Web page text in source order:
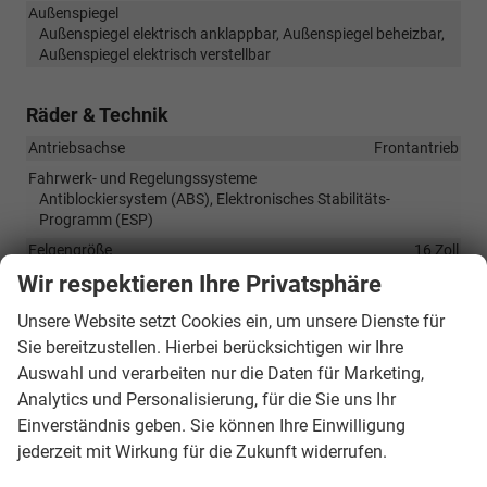
Außenspiegel
Außenspiegel elektrisch anklappbar, Außenspiegel beheizbar,
Außenspiegel elektrisch verstellbar
Räder & Technik
Antriebsachse
Frontantrieb
Fahrwerk- und Regelungssysteme
Antiblockiersystem (ABS), Elektronisches Stabilitäts-
Programm (ESP)
Felgengröße
16 Zoll
Felgentyp
Leichtmetallfelge
Reifengröße vorne
185/55R16
Reifentyp
Sommerreifen
Sonstiges
Anhängelast (gebremst)
Anhängelast (ungebremst)
Wir respektieren Ihre Privatsphäre
Unsere Website setzt Cookies ein, um unsere Dienste für
Sie bereitzustellen. Hierbei berücksichtigen wir Ihre
Auswahl und verarbeiten nur die Daten für Marketing,
Analytics und Personalisierung, für die Sie uns Ihr
Einverständnis geben. Sie können Ihre Einwilligung
jederzeit mit Wirkung für die Zukunft widerrufen.